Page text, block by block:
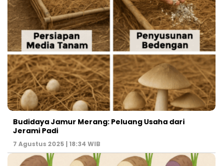
Budidaya Jamur Merang: Peluang Usaha dari
Jerami Padi
7 Agustus 2025 | 18:34 WIB